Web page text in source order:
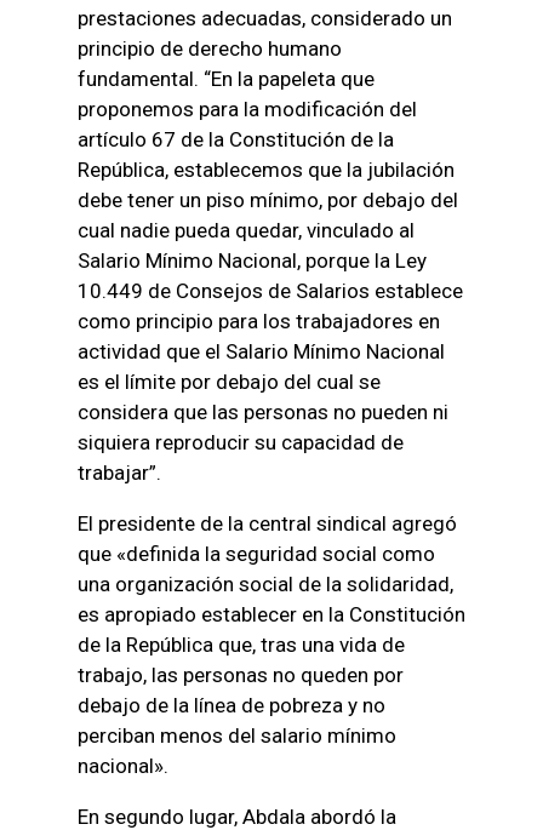
prestaciones adecuadas, considerado un
principio de derecho humano
fundamental. “En la papeleta que
proponemos para la modificación del
artículo 67 de la Constitución de la
República, establecemos que la jubilación
debe tener un piso mínimo, por debajo del
cual nadie pueda quedar, vinculado al
Salario Mínimo Nacional, porque la Ley
10.449 de Consejos de Salarios establece
como principio para los trabajadores en
actividad que el Salario Mínimo Nacional
es el límite por debajo del cual se
considera que las personas no pueden ni
siquiera reproducir su capacidad de
trabajar”.
El presidente de la central sindical agregó
que «definida la seguridad social como
una organización social de la solidaridad,
es apropiado establecer en la Constitución
de la República que, tras una vida de
trabajo, las personas no queden por
debajo de la línea de pobreza y no
perciban menos del salario mínimo
nacional».
En segundo lugar, Abdala abordó la